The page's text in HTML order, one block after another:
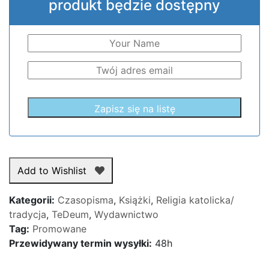
produkt będzie dostępny
Add to Wishlist
Kategorii: Czasopisma, Książki, Religia katolicka/
tradycja, TeDeum, Wydawnictwo
Tag: Promowane
Przewidywany termin wysyłki: 48h